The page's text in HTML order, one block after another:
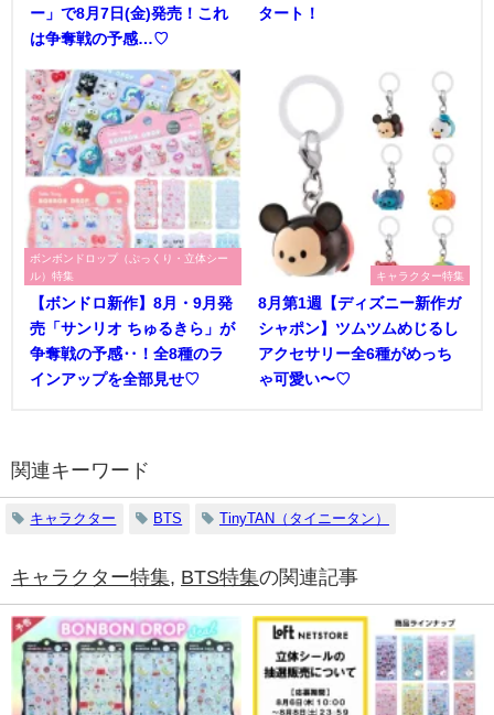
ー」で8月7日(金)発売！これ
は争奪戦の予感…♡
タート！
ボンボンドロップ（ぷっくり・立体シー
ル）特集
【ボンドロ新作】8月・9月発
売「サンリオ ちゅるきら」が
争奪戦の予感‥！全8種のラ
インアップを全部見せ♡
キャラクター特集
8月第1週【ディズニー新作ガ
シャポン】ツムツムめじるし
アクセサリー全6種がめっち
ゃ可愛い〜♡
関連キーワード
キャラクター BTS TinyTAN（タイニータン）
キャラクター特集, BTS特集の関連記事